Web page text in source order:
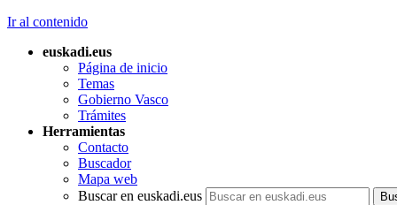
Ir al contenido
euskadi.eus
Página de inicio
Temas
Gobierno Vasco
Trámites
Herramientas
Contacto
Buscador
Mapa web
Buscar en euskadi.eus